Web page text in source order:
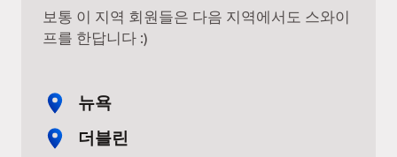
보통 이 지역 회원들은 다음 지역에서도 스와이
프를 한답니다 :)
뉴욕
더블린